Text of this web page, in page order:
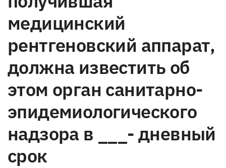
медицинский
рентгеновский аппарат,
должна известить об
этом орган санитарно-
эпидемиологического
надзора в ___- дневный
срок